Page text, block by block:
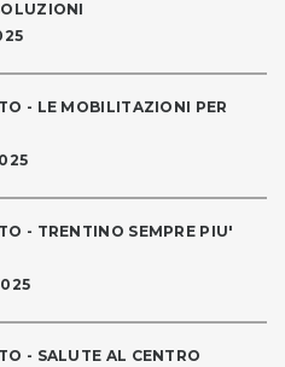
- LE MOBILITAZIONI PER
- TRENTINO SEMPRE PIU'
- SALUTE AL CENTRO